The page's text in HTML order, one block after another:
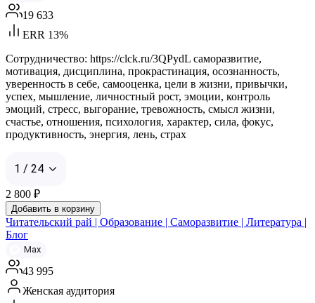
19 633
ERR 13%
Сотрудничество: https://clck.ru/3QPydL саморазвитие,
мотивация, дисциплина, прокрастинация, осознанность,
уверенность в себе, самооценка, цели в жизни, привычки,
успех, мышление, личностный рост, эмоции, контроль
эмоций, стресс, выгорание, тревожность, смысл жизни,
счастье, отношения, психология, характер, сила, фокус,
продуктивность, энергия, лень, страх
1 / 24
2 800 ₽
Добавить в корзину
Читательский рай | Образование | Саморазвитие | Литература |
Блог
Max
43 995
Женская аудитория